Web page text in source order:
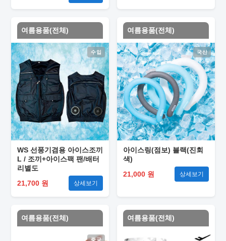
여름용품(전체)
수입
WS 선풍기겸용 아이스조끼
L / 조끼+아이스팩 팬/배터
리별도
21,700 원
상세보기
여름용품(전체)
국산
아이스링(점보) 블랙(진회
색)
21,000 원
상세보기
여름용품(전체)
중국
여름용품(전체)